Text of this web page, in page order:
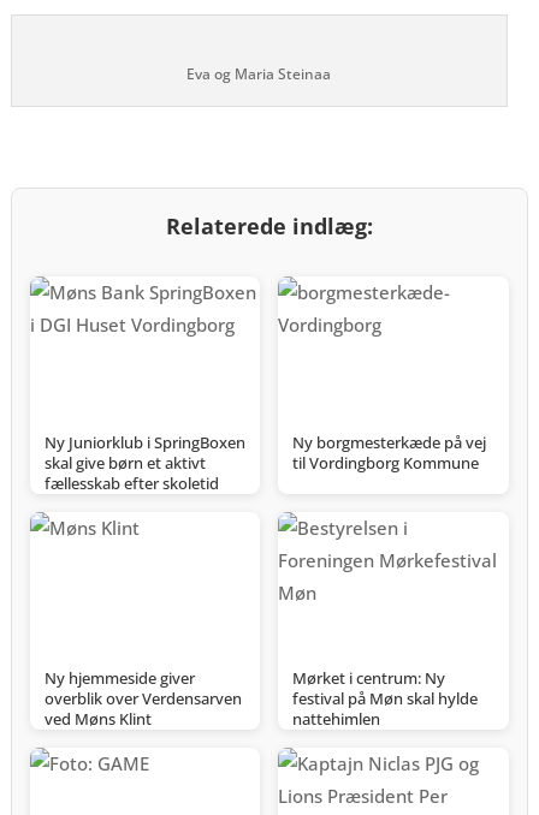
Eva og Maria Steinaa
Relaterede indlæg:
Ny Juniorklub i SpringBoxen
skal give børn et aktivt
fællesskab efter skoletid
Ny borgmesterkæde på vej
til Vordingborg Kommune
Ny hjemmeside giver
overblik over Verdensarven
ved Møns Klint
Mørket i centrum: Ny
festival på Møn skal hylde
nattehimlen